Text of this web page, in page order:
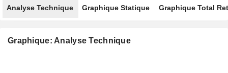
Analyse Technique Graphique Statique Graphique Total
Graphique: Analyse Technique